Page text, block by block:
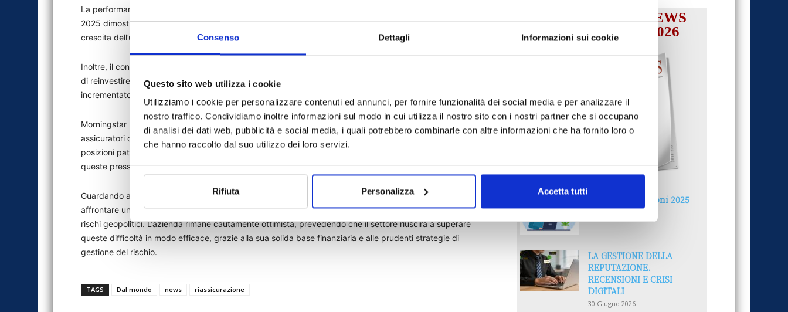
Consenso Dettagli Informazioni sui cookie
Questo sito web utilizza i cookie
Utilizziamo i cookie per personalizzare contenuti ed annunci, per fornire funzionalità dei social media e per analizzare il
nostro traffico. Condividiamo inoltre informazioni sul modo in cui utilizza il nostro sito con i nostri partner che si occupano
di analisi dei dati web, pubblicità e social media, i quali potrebbero combinarle con altre informazioni che ha fornito loro o
che hanno raccolto dal suo utilizzo dei loro servizi.
Rifiuta Personalizza Accetta tutti
La performance del settore nella gestione di grandi perdite come gli incendi di Los Angeles all’inizio del
2025 dimostra la sua resilienza, con attori importanti come Munich Re e Swiss Re che prevedono una
crescita dell’utile netto per l’anno.
Inoltre, il contesto di tassi di interesse più elevati è stato vantaggioso per i riassicuratori, consentendo loro
di reinvestire gli asset in scadenza in titoli a reddito fisso a rendimento più elevato, che hanno
incrementato i redditi da investimenti del 15,1% su base annua.
Morningstar DBRS ha inoltre osservato che, mentre le tariffe statunitensi hanno aumentato i costi per gli
assicuratori di rami personali, incidendo potenzialmente sulla redditività della riassicurazione, le forti
posizioni patrimoniali e gli aggiustamenti dei prezzi all’interno del settore dovrebbero aiutare a mitigare
queste pressioni in futuro.
Guardando al 2025, Morningstar DBRS prevede che i riassicuratori danni globali si troveranno ad
affrontare un ambiente operativo più impegnativo, con il rischio di una volatilità di mercato sostenuta e di
rischi geopolitici. L’azienda rimane cautamente ottimista, prevedendo che il settore riuscirà a superare
queste difficoltà in modo efficace, grazie alla sua solida base finanziaria e alle prudenti strategie di
gestione del rischio.
TAGS Dal mondo news riassicurazione
IL MENSILE ASSINEWS
LUGLIO-AGOSTO 2026
Reclami e sanzioni 2025
LA GESTIONE DELLA
REPUTAZIONE.
RECENSIONI E CRISI
DIGITALI
30 Giugno 2026